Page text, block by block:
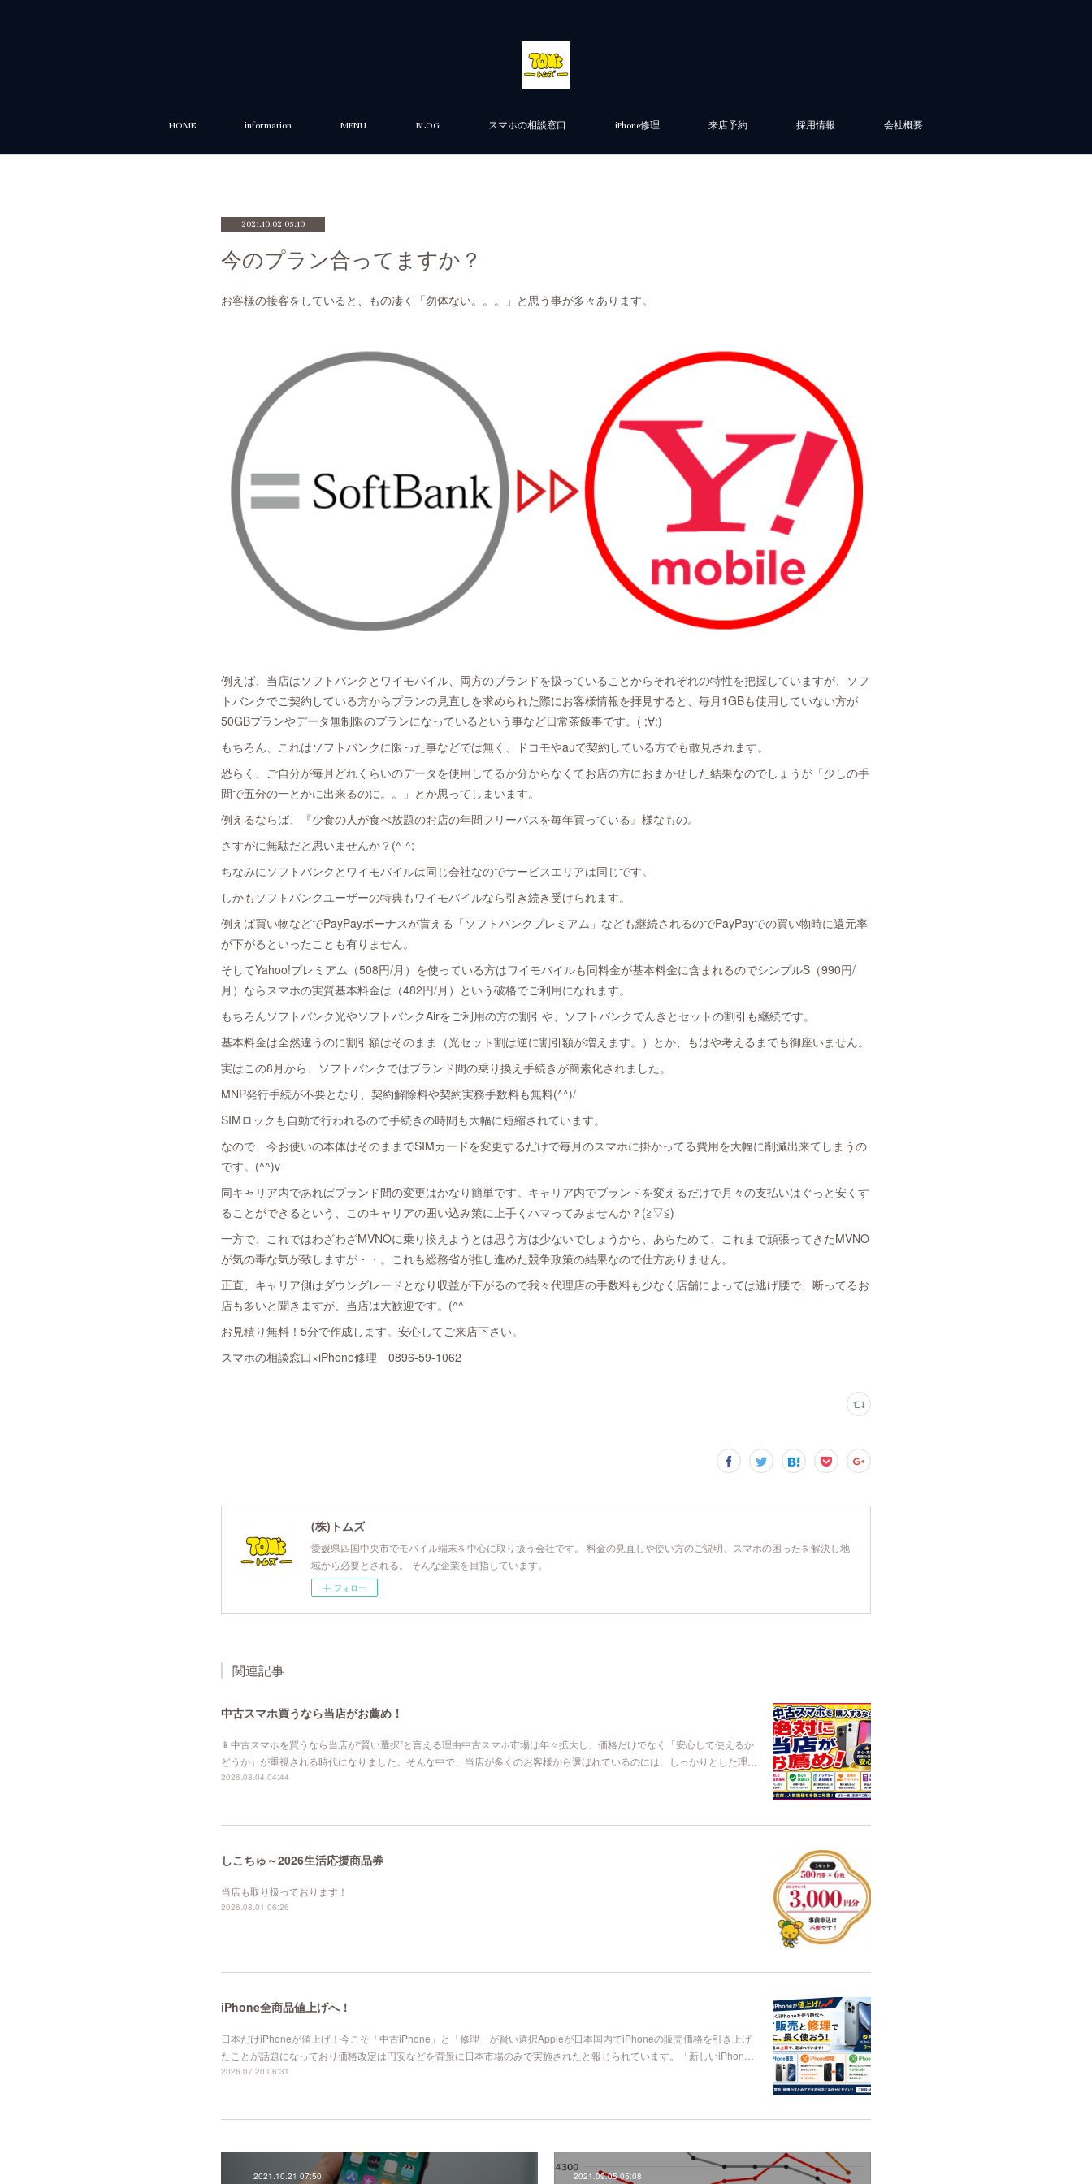
HOME information MENU BLOG スマホの相談窓口 iPhone修理 来店予約 採用情報 会社概要
2021.10.02 05:10
今のプラン合ってますか？
お客様の接客をしていると、もの凄く「勿体ない。。。」と思う事が多々あります。
例えば、当店はソフトバンクとワイモバイル、両方のブランドを扱っていることからそれぞれの特性を把握していますが、ソフ
トバンクでご契約している方からプランの見直しを求められた際にお客様情報を拝見すると、毎月1GBも使用していない方が
50GBプランやデータ無制限のプランになっているという事など日常茶飯事です。( ;∀;)
もちろん、これはソフトバンクに限った事などでは無く、ドコモやauで契約している方でも散見されます。
恐らく、ご自分が毎月どれくらいのデータを使用してるか分からなくてお店の方におまかせした結果なのでしょうが「少しの手
間で五分の一とかに出来るのに。。」とか思ってしまいます。
例えるならば、『少食の人が食べ放題のお店の年間フリーパスを毎年買っている』様なもの。
さすがに無駄だと思いませんか？(^-^;
ちなみにソフトバンクとワイモバイルは同じ会社なのでサービスエリアは同じです。
しかもソフトバンクユーザーの特典もワイモバイルなら引き続き受けられます。
例えば買い物などでPayPayボーナスが貰える「ソフトバンクプレミアム」なども継続されるのでPayPayでの買い物時に還元率
が下がるといったことも有りません。
そしてYahoo!プレミアム（508円/月）を使っている方はワイモバイルも同料金が基本料金に含まれるのでシンプルS（990円/
月）ならスマホの実質基本料金は（482円/月）という破格でご利用になれます。
もちろんソフトバンク光やソフトバンクAirをご利用の方の割引や、ソフトバンクでんきとセットの割引も継続です。
基本料金は全然違うのに割引額はそのまま（光セット割は逆に割引額が増えます。）とか、もはや考えるまでも御座いません。
実はこの8月から、ソフトバンクではブランド間の乗り換え手続きが簡素化されました。
MNP発行手続が不要となり、契約解除料や契約実務手数料も無料(^^)/
SIMロックも自動で行われるので手続きの時間も大幅に短縮されています。
なので、今お使いの本体はそのままでSIMカードを変更するだけで毎月のスマホに掛かってる費用を大幅に削減出来てしまうの
です。(^^)v
同キャリア内であればブランド間の変更はかなり簡単です。キャリア内でブランドを変えるだけで月々の支払いはぐっと安くす
ることができるという、このキャリアの囲い込み策に上手くハマってみませんか？(≧▽≦)
一方で、これではわざわざMVNOに乗り換えようとは思う方は少ないでしょうから、あらためて、これまで頑張ってきたMVNO
が気の毒な気が致しますが・・。これも総務省が推し進めた競争政策の結果なので仕方ありません。
正直、キャリア側はダウングレードとなり収益が下がるので我々代理店の手数料も少なく店舗によっては逃げ腰で、断ってるお
店も多いと聞きますが、当店は大歓迎です。(^^ゞ
お見積り無料！5分で作成します。安心してご来店下さい。
スマホの相談窓口×iPhone修理 0896-59-1062
(株)トムズ
愛媛県四国中央市でモバイル端末を中心に取り扱う会社です。 料金の見直しや使い方のご説明、スマホの困ったを解決し地
域から必要とされる。 そんな企業を目指しています。
フォロー
関連記事
中古スマホ買うなら当店がお薦め！
📱中古スマホを買うなら当店が“賢い選択”と言える理由中古スマホ市場は年々拡大し、価格だけでなく「安心して使えるか
どうか」が重視される時代になりました。そんな中で、当店が多くのお客様から選ばれているのには、しっかりとした理…
2026.08.04 04:44
しこちゅ～2026生活応援商品券
当店も取り扱っております！
2026.08.01 06:26
iPhone全商品値上げへ！
日本だけiPhoneが値上げ！今こそ「中古iPhone」と「修理」が賢い選択Appleが日本国内でiPhoneの販売価格を引き上げ
たことが話題になっており価格改定は円安などを背景に日本市場のみで実施されたと報じられています。「新しいiPhon…
2026.07.20 06:31
2021.10.21 07:50 2021.09.05 05:08